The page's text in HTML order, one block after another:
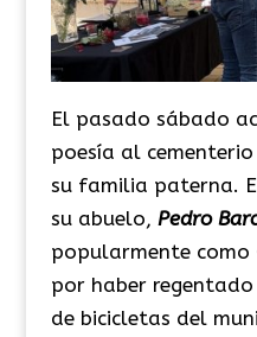
El pasado sábado
poesía al
su familia paterna.
su abuelo, Pedro
popularmente como
por haber
de bicicletas del